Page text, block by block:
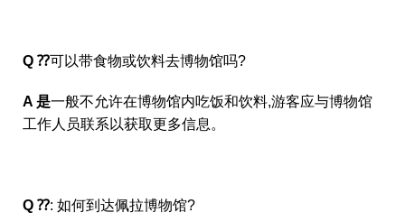
Q ⁇可以带食物或饮料去博物馆吗?
A 是一般不允许在博物馆内吃饭和饮料,游客应与博物馆
工作人员联系以获取更多信息。
Q ⁇: 如何到达佩拉博物馆?